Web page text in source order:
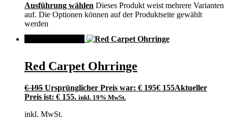
Ausführung wählen Dieses Produkt weist mehrere Varianten
auf. Die Optionen können auf der Produktseite gewählt
werden
Red Carpet Ohrringe
€195 Ursprünglicher Preis war: € 195€ 155Aktueller
Preis ist: € 155. inkl. 19% MwSt.
inkl. MwSt.